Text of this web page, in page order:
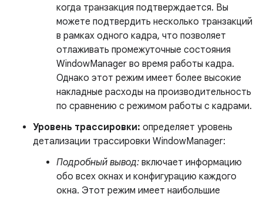
когда транзакция подтверждается. Вы
можете подтвердить несколько транзакций
в рамках одного кадра, что позволяет
отлаживать промежуточные состояния
WindowManager во время работы кадра.
Однако этот режим имеет более высокие
накладные расходы на производительность
по сравнению с режимом работы с кадрами.
Уровень трассировки: определяет уровень
детализации трассировки WindowManager:
Подробный вывод: включает информацию
обо всех окнах и конфигурацию каждого
окна. Этот режим имеет наибольшие